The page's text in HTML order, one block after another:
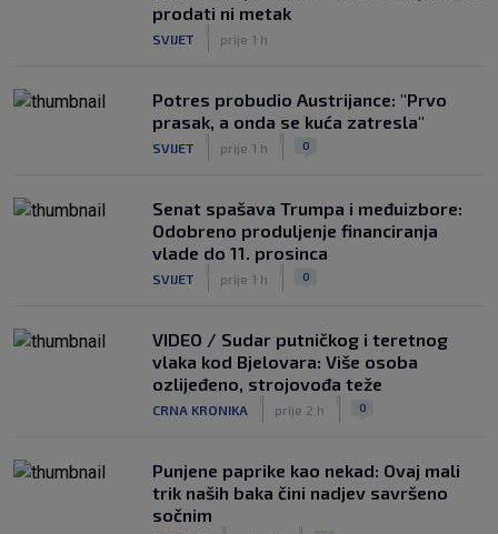
prodati ni metak
SVIJET prije 1 h
Potres probudio Austrijance: "Prvo
prasak, a onda se kuća zatresla"
SVIJET prije 1 h 0
Senat spašava Trumpa i međuizbore:
Odobreno produljenje financiranja
vlade do 11. prosinca
SVIJET prije 1 h 0
VIDEO / Sudar putničkog i teretnog
vlaka kod Bjelovara: Više osoba
ozlijeđeno, strojovođa teže
CRNA KRONIKA prije 2 h 0
Punjene paprike kao nekad: Ovaj mali
trik naših baka čini nadjev savršeno
sočnim